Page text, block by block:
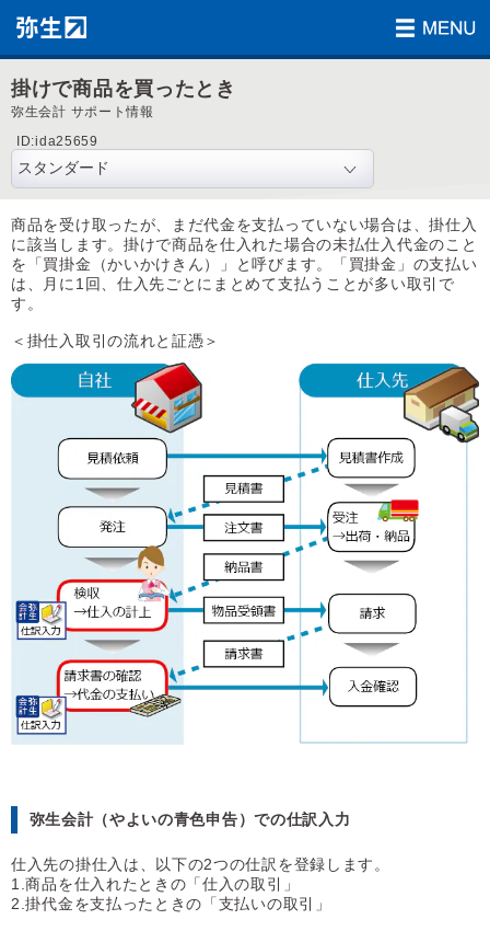
掛けで商品を買ったとき
弥生会計 サポート情報
ID:ida25659
商品を受け取ったが、まだ代金を支払っていない場合は、掛仕入
に該当します。掛けで商品を仕入れた場合の未払仕入代金のこと
を「買掛金（かいかけきん）」と呼びます。「買掛金」の支払い
は、月に1回、仕入先ごとにまとめて支払うことが多い取引で
す。
＜掛仕入取引の流れと証憑＞
弥生会計（やよいの青色申告）での仕訳入力
仕入先の掛仕入は、以下の2つの仕訳を登録します。
1.商品を仕入れたときの「仕入の取引」
2.掛代金を支払ったときの「支払いの取引」